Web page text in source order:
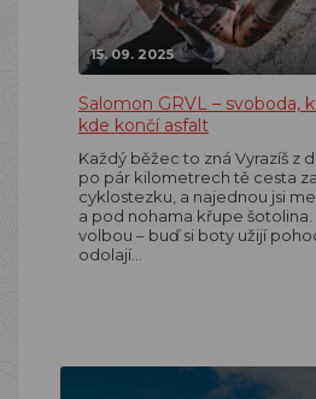
15. 09. 2025
Salomon GRVL – svoboda,
kde končí asfalt
Každý běžec to zná Vyrazíš z
po pár kilometrech tě cesta
cyklostezku, a najednou jsi
a pod nohama křupe šotolina.
volbou – buď si boty užijí
odolají…